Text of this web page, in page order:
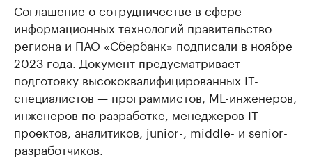
Соглашение о сотрудничестве в сфере
информационных технологий правительство
региона и ПАО «Сбербанк» подписали в ноябре
2023 года. Документ предусматривает
подготовку высококвалифицированных IТ-
специалистов — программистов, ML-инженеров,
инженеров по разработке, менеджеров IТ-
проектов, аналитиков, junior-, middle- и senior-
разработчиков.